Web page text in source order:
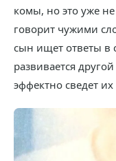
комы, но это уже
говорит чужими
сын ищет ответы в
развивается
эффектно сведет